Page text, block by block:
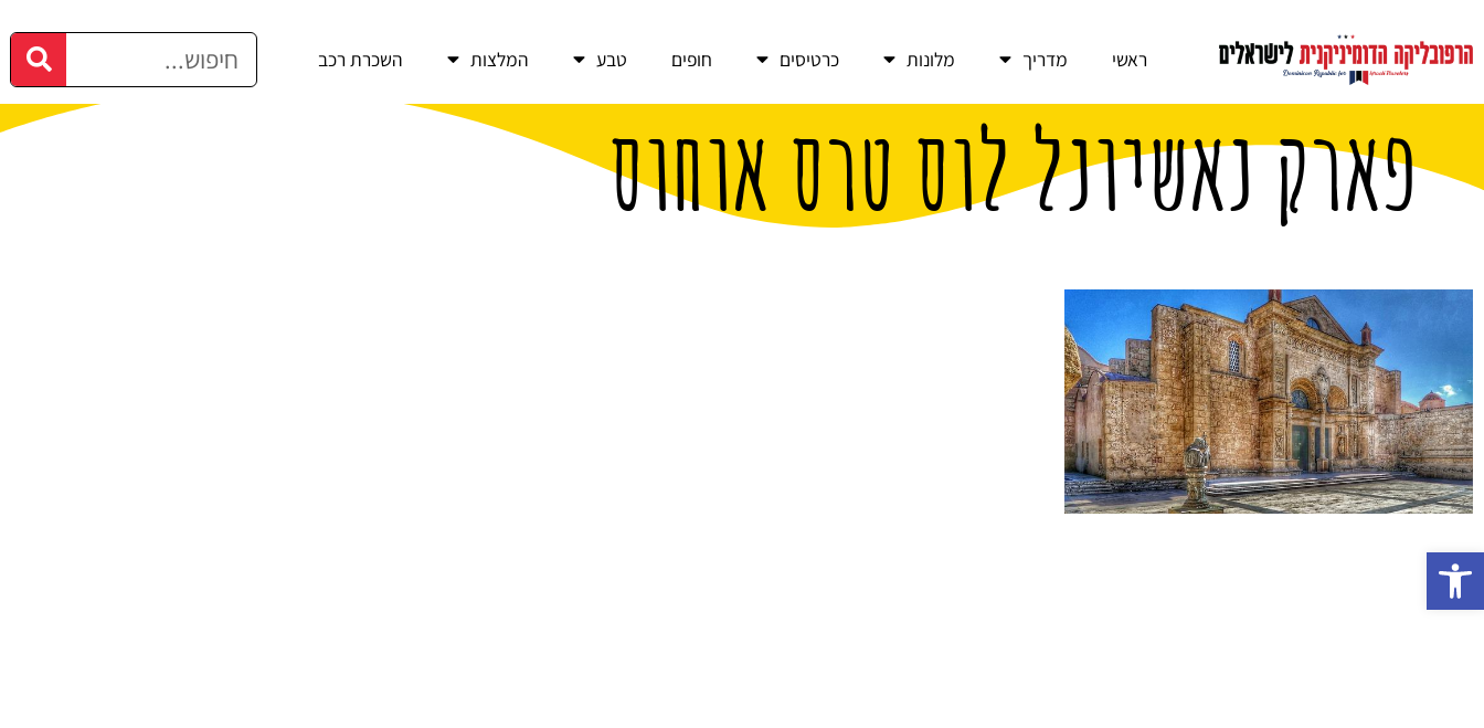
ראשי מדריך מלונות כרטיסים חופים טבע המלצות השכרת רכב
פארק נאשיונל לוס טרס אוחוס
פתח סרגל נגישות